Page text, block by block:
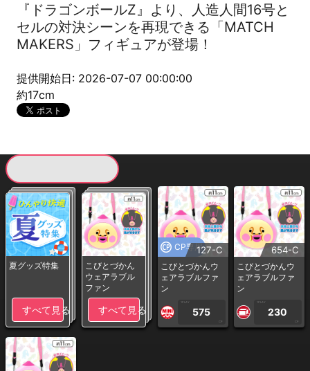
『ドラゴンボールZ』より、人造人間16号と
セルの対決シーンを再現できる「MATCH
MAKERS」フィギュアが登場！
提供開始日: 2026-07-07 00:00:00
約17cm
夏グッズ特集
すべて見る
こびとづかん
ウェアラブル
ファン
すべて見る
CP専用127-C
こびとづかんウ
ェアラブルファ
ン
1PLAY
575
CP
654-C
こびとづかんウ
ェアラブルファ
ン
1PLAY
230
CP